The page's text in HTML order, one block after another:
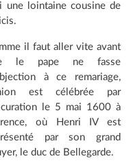
une lointaine cousine de
il faut aller vite avant
le pape ne fasse
à ce remariage,
est célébrée par
le 5 mai 1600 à
où Henri IV est
par son grand
le duc de Bellegarde.